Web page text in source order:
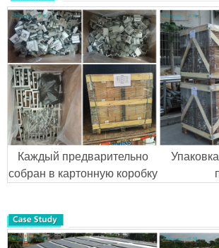
Каждый предварительно
собран в картонную коробку